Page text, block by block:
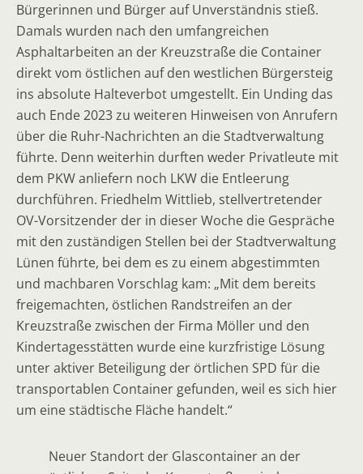
Bürgerinnen und Bürger auf Unverständnis stieß.
Damals wurden nach den umfangreichen
Asphaltarbeiten an der Kreuzstraße die Container
direkt vom östlichen auf den westlichen Bürgersteig
ins absolute Halteverbot umgestellt. Ein Unding das
auch Ende 2023 zu weiteren Hinweisen von Anrufern
über die Ruhr-Nachrichten an die Stadtverwaltung
führte. Denn weiterhin durften weder Privatleute mit
dem PKW anliefern noch LKW die Entleerung
durchführen. Friedhelm Wittlieb, stellvertretender
OV-Vorsitzender der in dieser Woche die Gespräche
mit den zuständigen Stellen bei der Stadtverwaltung
Lünen führte, bei dem es zu einem abgestimmten
und machbaren Vorschlag kam: „Mit dem bereits
freigemachten, östlichen Randstreifen an der
Kreuzstraße zwischen der Firma Möller und den
Kindertagesstätten wurde eine kurzfristige Lösung
unter aktiver Beteiligung der örtlichen SPD für die
transportablen Container gefunden, weil es sich hier
um eine städtische Fläche handelt.“
Neuer Standort der Glascontainer an der